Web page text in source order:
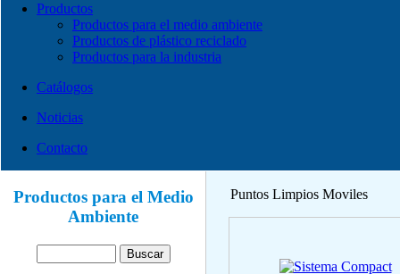
Productos
Productos para el medio ambiente
Productos de plástico reciclado
Productos para la industria
Catálogos
Noticias
Contacto
Productos para el Medio
Ambiente
Puntos Limpios Moviles